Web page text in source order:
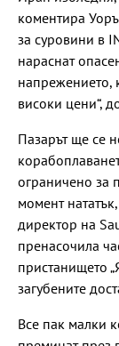
коментира
за суровини в
нараснат
напрежението,
високи цени“,
Пазарът ще се
ограничено за
момент
директор на
пренасочила
пристанището
загубените
Все пак малки